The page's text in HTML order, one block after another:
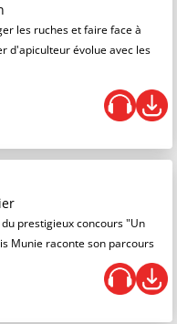
les ruches et faire face à
d'apiculteur évolue avec les
prestigieux concours "Un
Munie raconte son parcours